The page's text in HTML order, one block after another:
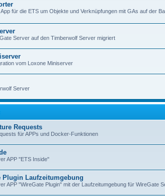
für die ETS um Objekte und Verknüpfungen mit GAs auf der
Server auf den Timberwolf Server migriert
vom Loxone Miniserver
Server
Requests
für APPs und Docker-Funktionen
APP "ETS Inside"
Plugin Laufzeitumgebung
APP "WireGate Plugin" mit der Laufzeitumgebung für WireGate